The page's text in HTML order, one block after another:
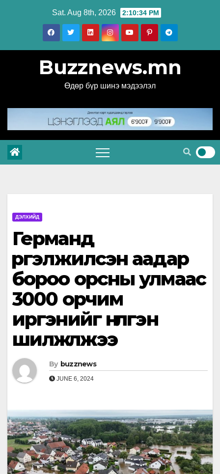
Sat. Aug 8th, 2026 2:10:35 PM
Buzznews.mn
Өдөр бүр шинэ мэдээлэл
ДЭЛХИЙД
Германд
үргэлжилсэн аадар
бороо орсны улмаас
3000 орчим
иргэнийг нүүлгэн
шилжүүлжээ
By buzznews
JUNE 6, 2024